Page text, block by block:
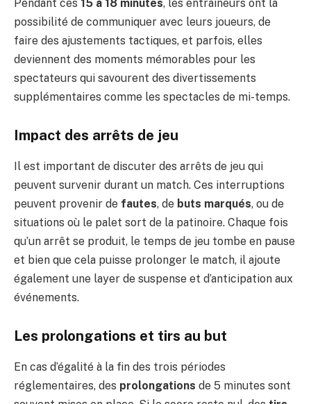
Pendant ces 15 à 18 minutes, les entraîneurs ont la
possibilité de communiquer avec leurs joueurs, de
faire des ajustements tactiques, et parfois, elles
deviennent des moments mémorables pour les
spectateurs qui savourent des divertissements
supplémentaires comme les spectacles de mi-temps.
Impact des arrêts de jeu
Il est important de discuter des arrêts de jeu qui
peuvent survenir durant un match. Ces interruptions
peuvent provenir de fautes, de buts marqués, ou de
situations où le palet sort de la patinoire. Chaque fois
qu’un arrêt se produit, le temps de jeu tombe en pause
et bien que cela puisse prolonger le match, il ajoute
également une layer de suspense et d’anticipation aux
événements.
Les prolongations et tirs au but
En cas d’égalité à la fin des trois périodes
réglementaires, des prolongations de 5 minutes sont